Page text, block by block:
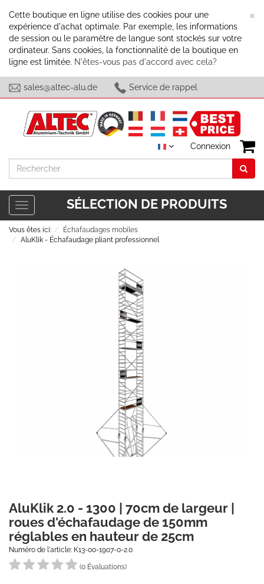
×
Cette boutique en ligne utilise des cookies pour une
expérience d'achat optimale. Par exemple, les informations
de session ou le paramètre de langue sont stockés sur votre
ordinateur. Sans cookies, la fonctionnalité de la boutique en
ligne est limitée. N'êtes-vous pas d'accord avec cela?
sales@altec-alu.de Service de rappel
Connexion
Rechercher
Toggle
navigation
SÉLECTION DE PRODUITS
Vous êtes ici:
Échafaudages mobiles
AluKlik - Échafaudage pliant professionnel
AluKlik 2.0 - 1300 | 70cm de largeur |
roues d'échafaudage de 150mm
réglables en hauteur de 25cm
Numéro de l'article: K13-00-1907-0-2.0
(0 Évaluations)